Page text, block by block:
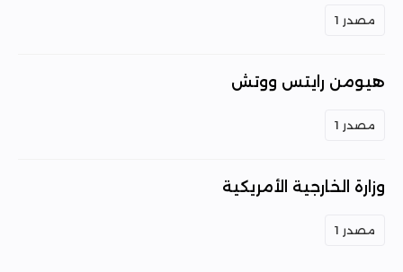
مصدر 1
هيومن رايتس ووتش
مصدر 1
وزارة الخارجية الأمريكية
مصدر 1